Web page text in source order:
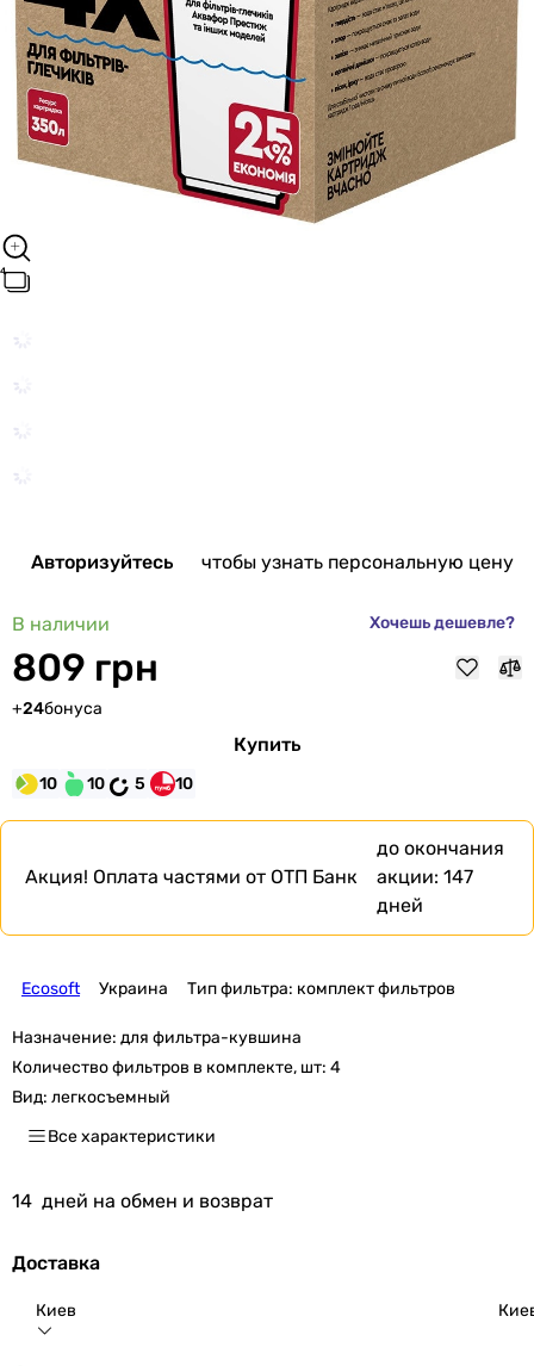
Авторизуйтесь чтобы узнать персональную цену
В наличии Хочешь дешевле?
809 грн
+24бонуса
Купить
10 10 5 10
Акция! Оплата частями от ОТП Банк
до окончания
акции: 147
дней
Ecosoft Украина Тип фильтра: комплект фильтров
Назначение: для фильтра-кувшина
Количество фильтров в комплекте, шт: 4
Вид: легкосъемный
Все характеристики
14 дней на обмен и возврат
Доставка
Киев